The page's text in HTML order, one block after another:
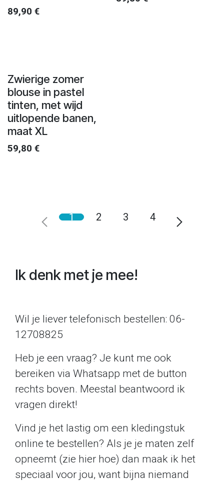
89,90 €
Zwierige zomer
blouse in pastel
tinten, met wijd
uitlopende banen,
maat XL
59,80 €
1 2 3 4
Ik denk met je mee!
Wil je liever telefonisch bestellen: 06-
12708825
Heb je een vraag? Je kunt me ook
bereiken via Whatsapp met de button
rechts boven. Meestal beantwoord ik
vragen direkt!
Vind je het lastig om een kledingstuk
online te bestellen? Als je je maten zelf
opneemt (zie hier hoe) dan maak ik het
speciaal voor jou, want bijna niemand